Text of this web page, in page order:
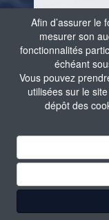
Afin d’assurer le
mesurer son
fonctionnalités
échéant
Vous pouvez
utilisées sur le
dépôt des